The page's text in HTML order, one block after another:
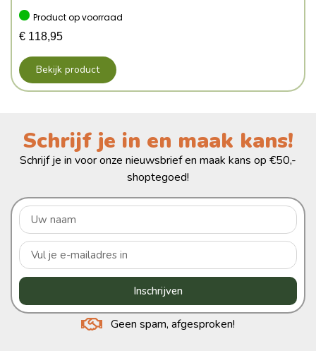
Product op voorraad
€ 118,95
Bekijk product
Schrijf je in en maak kans!
Schrijf je in voor onze nieuwsbrief en maak kans op €50,-
shoptegoed!
Inschrijven
Geen spam, afgesproken!